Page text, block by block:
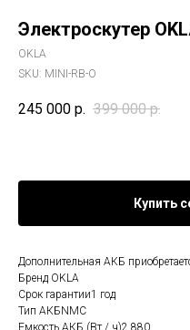
Электроскутер
OKLA
SKU: MINI-RB-O
245 000 р. 399 000 р.
Купить
Дополнительная АКБ
Бренд OKLA
Срок гарантии1 год
Тип АКБNMC